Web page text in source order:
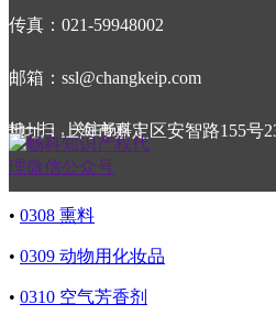
0303
香料，香精油
• 0306化妆品（不包括动物用化妆
• 0307牙膏，洗牙用制剂
• 0308 熏料
• 0309 动物用化妆品
• 0310 空气芳香剂
传真：021-59948002
邮箱：ssl@changkeip.com
地址：上海市嘉定区安智路155号
扫一扫，关注畅科！